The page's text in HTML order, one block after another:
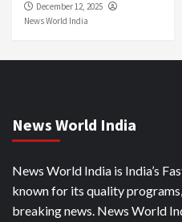
December 12, 2025
News World India
News World India
News World India is India’s
known for its quality
breaking news. News World